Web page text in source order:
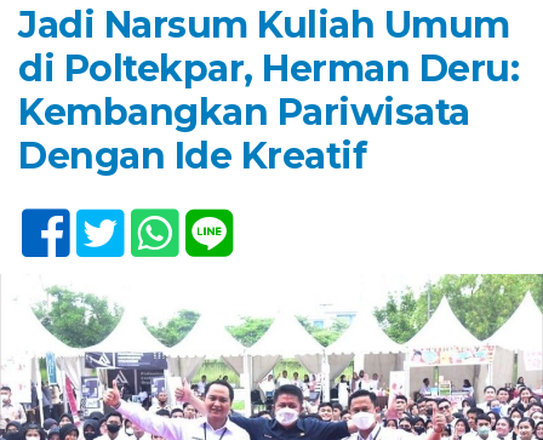
Jadi Narsum Kuliah Umum
di Poltekpar, Herman Deru:
Kembangkan Pariwisata
Dengan Ide Kreatif